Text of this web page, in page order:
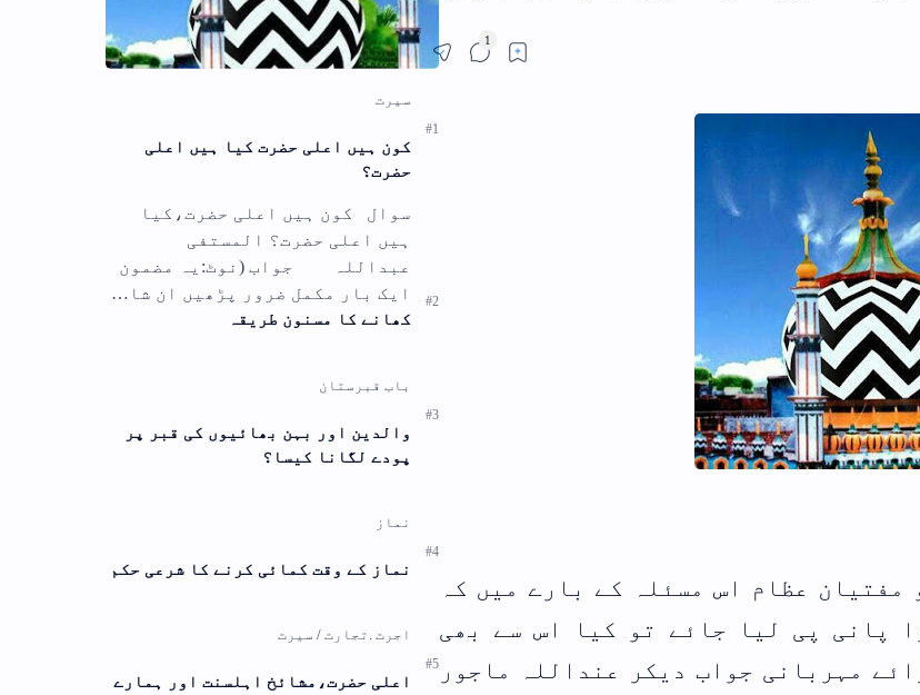
عظام اس مسئلہ کے بارے میں کہ
پانی پی لیا جائے تو کیا اس سے بھی
مہربانی جواب دیکر عنداللہ ماجور
کون ہیں اعلی حضرت کیا ہیں اعلی
حضرت؟
سوال کون ہیں اعلی حضرت،کیا
ہیں اعلی حضرت؟ المستفی
عبداللہ جواب (نوٹ:یہ مضمون
ایک بار مکمل ضرور پڑھیں ان شا…
کھانے کا مسنون طریقہ
والدین اور بہن بھائیوں کی قبر پر
پودے لگانا کیسا؟
نماز کے وقت کمائی کرنے کا شرعی حکم
اعلی حضرت،مشائخ اہلسنت اور ہمارے